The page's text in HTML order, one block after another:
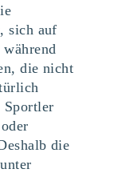
sich auf
die nicht
Sportler
die